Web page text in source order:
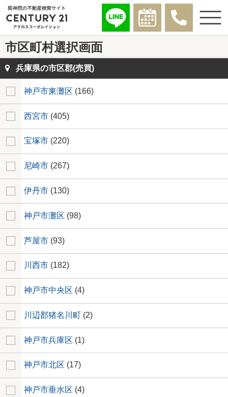
市区町村選択画面
兵庫県の市区郡(売買)
神戸市東灘区 (166)
西宮市 (405)
宝塚市 (220)
尼崎市 (267)
伊丹市 (130)
神戸市灘区 (98)
芦屋市 (93)
川西市 (182)
神戸市中央区 (4)
川辺郡猪名川町 (2)
神戸市兵庫区 (1)
神戸市北区 (17)
神戸市垂水区 (4)